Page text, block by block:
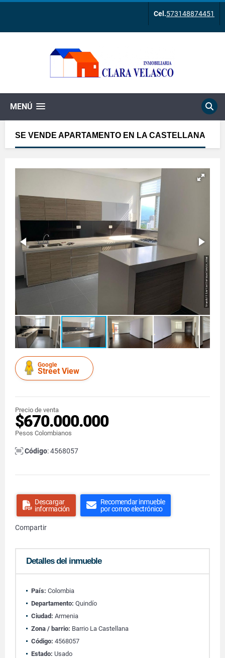
Cel.573148874451
MENÚ
SE VENDE APARTAMENTO EN LA CASTELLANA
Google
Street View
Precio de venta
$670.000.000
Pesos Colombianos
Código: 4568057
Descargar
información
Recomendar inmueble
por correo electrónico
Compartir
Detalles del inmueble
País: Colombia
Departamento: Quindío
Ciudad: Armenia
Zona / barrio: Barrio La Castellana
Código: 4568057
Estado: Usado